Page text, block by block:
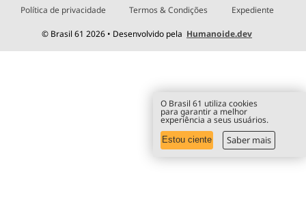
Política de privacidade Termos & Condições Expediente
© Brasil 61 2026 • Desenvolvido pela Humanoide.dev
O Brasil 61 utiliza cookies
para garantir a melhor
experiência a seus usuários.
Estou ciente Saber mais